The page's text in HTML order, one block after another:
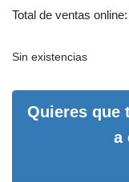
Total de ventas
Sin existencias
Quieres que
a